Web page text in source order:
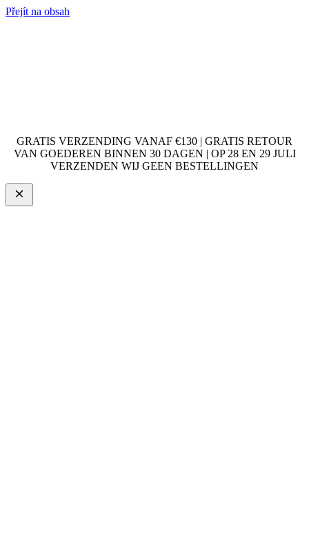
Přejít na obsah
GRATIS VERZENDING VANAF €130 | GRATIS RETOUR
VAN GOEDEREN BINNEN 30 DAGEN | OP 28 EN 29 JULI
VERZENDEN WIJ GEEN BESTELLINGEN